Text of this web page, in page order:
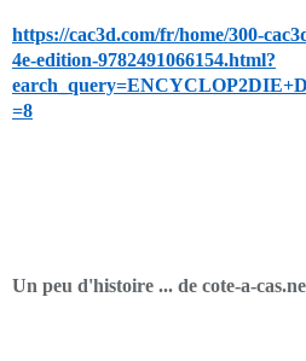
https://cac3d.com/fr/home/300-
4e-edition-9782491066154.html?
=8
Un peu d'histoire ... de cote-a-